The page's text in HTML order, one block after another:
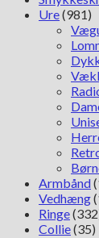
Ure(981)
Armbånd
Vedhæng
Ringe
Collie(35)